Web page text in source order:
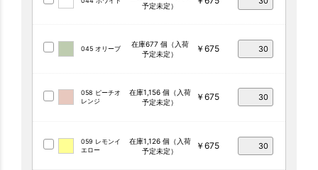
予定未定）
045 オリーブ
在庫677 個（入荷
予定未定）
￥675
058 ピーチオ
レンジ
在庫1,156 個（入荷
予定未定）
￥675
059 レモンイ
エロー
在庫1,126 個（入荷
予定未定）
￥675